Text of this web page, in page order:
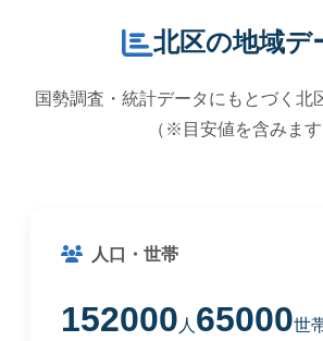
北区の地域デ
国勢調査・統計データにもとづく北
（※目安値を含みます
人口・世帯
152000 人 65000世